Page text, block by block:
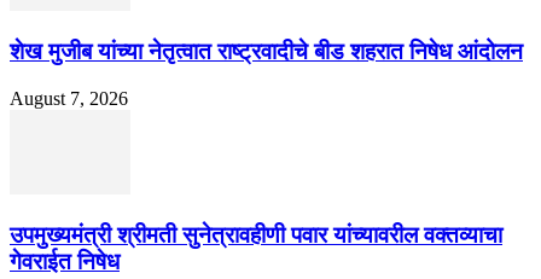
शेख मुजीब यांच्या नेतृत्वात राष्ट्रवादीचे बीड शहरात निषेध आंदोलन
August 7, 2026
उपमुख्यमंत्री श्रीमती सुनेत्रावहीणी पवार यांच्यावरील वक्तव्याचा
गेवराईत निषेध